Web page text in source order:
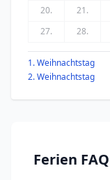
20.
21.
27.
28.
1. Weihnachtstag
2. Weihnachtstag
Ferien FAQ